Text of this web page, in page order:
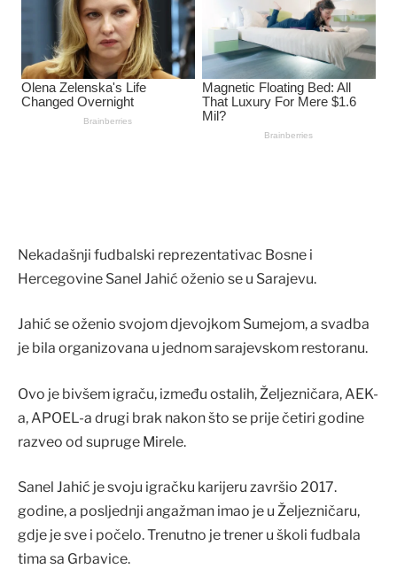
Nekadašnji fudbalski reprezentativac Bosne i
Hercegovine Sanel Jahić oženio se u Sarajevu.
Jahić se oženio svojom djevojkom Sumejom, a svadba
je bila organizovana u jednom sarajevskom restoranu.
Ovo je bivšem igraču, između ostalih, Željezničara, AEK-
a, APOEL-a drugi brak nakon što se prije četiri godine
razveo od supruge Mirele.
Sanel Jahić je svoju igračku karijeru završio 2017.
godine, a posljednji angažman imao je u Željezničaru,
gdje je sve i počelo. Trenutno je trener u školi fudbala
tima sa Grbavice.